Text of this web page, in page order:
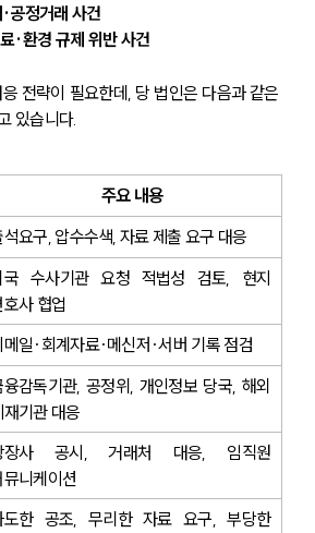
공정거래 사건
·환경 규제 위반 사건
전략이 필요한데, 당 법인은 다음과 같은
있습니다.
주요 내용
석요구, 압수수색, 자료 제출 요구 대응
국 수사기관 요청 적법성 검토, 현지
호사 협업
메일·회계자료·메신저·서버 기록 점검
융감독기관, 공정위, 개인정보 당국, 해외
재기관 대응
장사 공시, 거래처 대응, 임직원
뮤니케이션
도한 공조, 무리한 자료 요구, 부당한